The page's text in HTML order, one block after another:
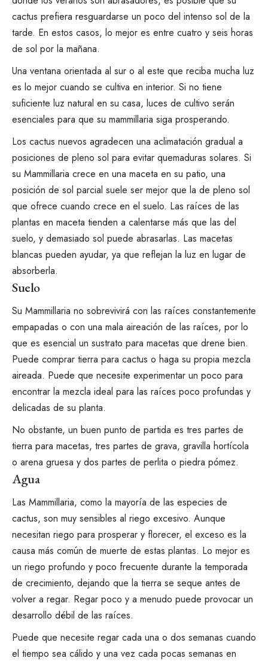
cactus prefiera resguardarse un poco del intenso sol de la
tarde. En estos casos, lo mejor es entre cuatro y seis horas
de sol por la mañana.
Una ventana orientada al sur o al este que reciba mucha luz
es lo mejor cuando se cultiva en interior. Si no tiene
suficiente luz natural en su casa, luces de cultivo serán
esenciales para que su mammillaria siga prosperando.
Los cactus nuevos agradecen una aclimatación gradual a
posiciones de pleno sol para evitar quemaduras solares. Si
su Mammillaria crece en una maceta en su patio, una
posición de sol parcial suele ser mejor que la de pleno sol
que ofrece cuando crece en el suelo. Las raíces de las
plantas en maceta tienden a calentarse más que las del
suelo, y demasiado sol puede abrasarlas. Las macetas
blancas pueden ayudar, ya que reflejan la luz en lugar de
absorberla.
Suelo
Su Mammillaria no sobrevivirá con las raíces constantemente
empapadas o con una mala aireación de las raíces, por lo
que es esencial un sustrato para macetas que drene bien.
Puede comprar tierra para cactus o haga su propia mezcla
aireada. Puede que necesite experimentar un poco para
encontrar la mezcla ideal para las raíces poco profundas y
delicadas de su planta.
No obstante, un buen punto de partida es tres partes de
tierra para macetas, tres partes de grava, gravilla hortícola
o arena gruesa y dos partes de perlita o piedra pómez.
Agua
Las Mammillaria, como la mayoría de las especies de
cactus, son muy sensibles al riego excesivo. Aunque
necesitan riego para prosperar y florecer, el exceso es la
causa más común de muerte de estas plantas. Lo mejor es
un riego profundo y poco frecuente durante la temporada
de crecimiento, dejando que la tierra se seque antes de
volver a regar. Regar poco y a menudo puede provocar un
desarrollo débil de las raíces.
Puede que necesite regar cada una o dos semanas cuando
el tiempo sea cálido y una vez cada pocas semanas en